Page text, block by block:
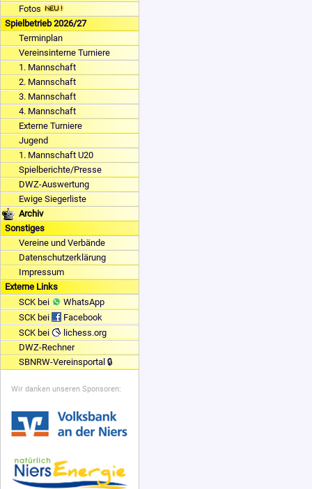
Fotos
Spielbetrieb 2026/27
Terminplan
Vereinsinterne Turniere
1. Mannschaft
2. Mannschaft
3. Mannschaft
4. Mannschaft
Externe Turniere
Jugend
1. Mannschaft U20
Spielberichte/Presse
DWZ-Auswertung
Ewige Siegerliste
Archiv
Sonstiges
Vereine und Verbände
Datenschutzerklärung
Impressum
Externe Links
SCK bei
WhatsApp
SCK bei
Facebook
SCK bei
lichess.org
DWZ-Rechner
SBNRW-Vereinsportal 🔒
Wir danken unseren Sponsoren: